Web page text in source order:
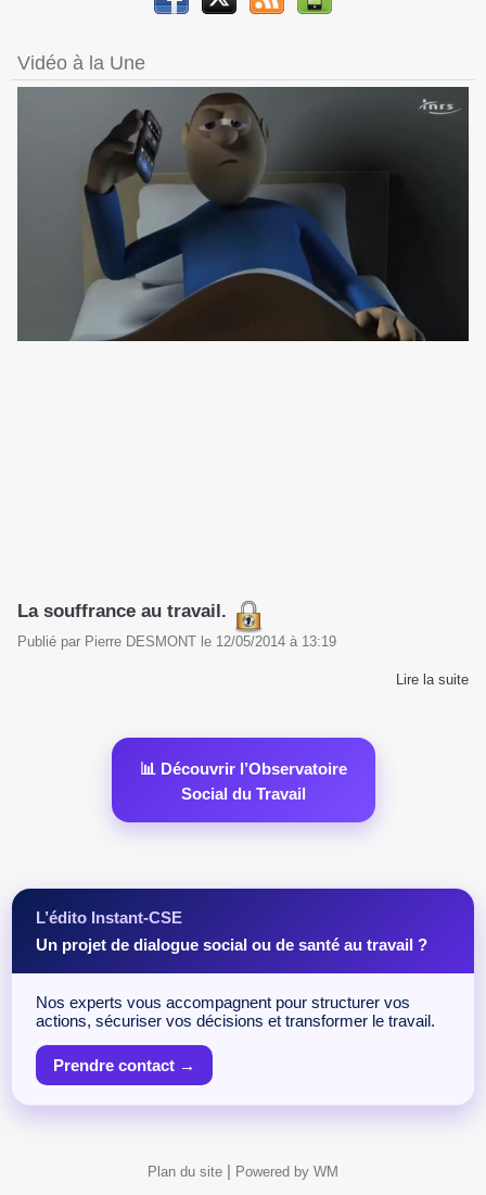
Vidéo à la Une
La souffrance au travail.
Publié par Pierre DESMONT le 12/05/2014 à 13:19
Lire la suite
📊 Découvrir l’Observatoire
Social du Travail
L’édito Instant-CSE
Un projet de dialogue social ou de santé au travail ?
Nos experts vous accompagnent pour structurer vos
actions, sécuriser vos décisions et transformer le travail.
Prendre contact →
Plan du site | Powered by WM